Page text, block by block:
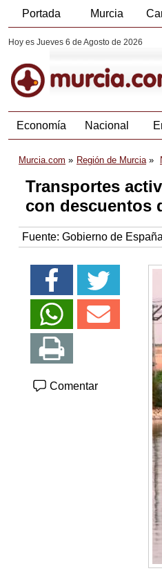
Portada Murcia
Hoy es Jueves 6 de Agosto de 2026
Economía Nacional
Murcia.com Región de Murcia
Transportes
con descuentos
Fuente: Gobierno de España
Comentar